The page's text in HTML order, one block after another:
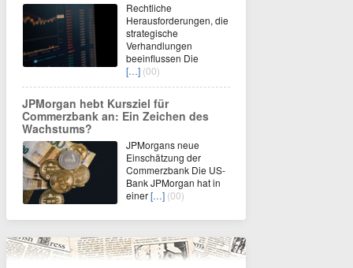
Rechtliche
Herausforderungen, die
strategische
Verhandlungen
beeinflussen Die
[…] (00)
JPMorgan hebt Kursziel für
Commerzbank an: Ein Zeichen des
Wachstums?
JPMorgans neue
Einschätzung der
Commerzbank Die US-
Bank JPMorgan hat in
einer[…] (00)